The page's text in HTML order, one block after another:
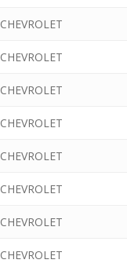
CHEVROLET
CHEVROLET
CHEVROLET
CHEVROLET
CHEVROLET
CHEVROLET
CHEVROLET
CHEVROLET